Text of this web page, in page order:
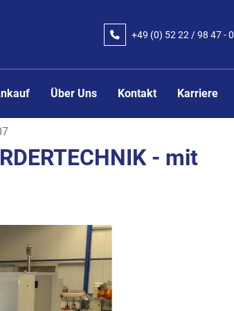
+49 (0) 52 22 / 98 47 - 0
Ankauf Über Uns Kontakt Karriere
- mit